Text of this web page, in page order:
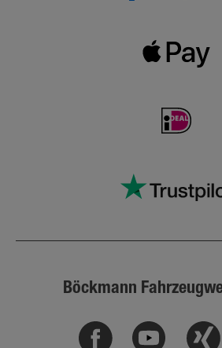
Böckmann
Facebook Youtube Xing